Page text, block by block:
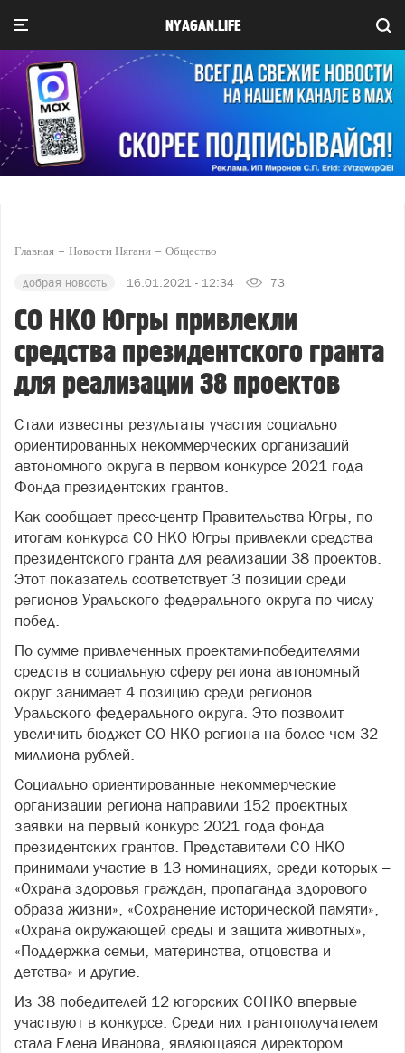
NYAGAN.LIFE
Главная Новости Нягани Общество
добрая новость 16.01.2021 - 12:34 73
СО НКО Югры привлекли
средства президентского гранта
для реализации 38 проектов
Стали известны результаты участия социально
ориентированных некоммерческих организаций
автономного округа в первом конкурсе 2021 года
Фонда президентских грантов.
Как сообщает пресс-центр Правительства Югры, по
итогам конкурса СО НКО Югры привлекли средства
президентского гранта для реализации 38 проектов.
Этот показатель соответствует 3 позиции среди
регионов Уральского федерального округа по числу
побед.
По сумме привлеченных проектами-победителями
средств в социальную сферу региона автономный
округ занимает 4 позицию среди регионов
Уральского федерального округа. Это позволит
увеличить бюджет СО НКО региона на более чем 32
миллиона рублей.
Социально ориентированные некоммерческие
организации региона направили 152 проектных
заявки на первый конкурс 2021 года фонда
президентских грантов. Представители СО НКО
принимали участие в 13 номинациях, среди которых –
«Охрана здоровья граждан, пропаганда здорового
образа жизни», «Сохранение исторической памяти»,
«Охрана окружающей среды и защита животных»,
«Поддержка семьи, материнства, отцовства и
детства» и другие.
Из 38 победителей 12 югорских СОНКО впервые
участвуют в конкурсе. Среди них грантополучателем
стала Елена Иванова, являющаяся директором